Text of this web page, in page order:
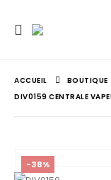
ACCUEIL BOUTIQUE
DIV0159 CENTRALE
-38%